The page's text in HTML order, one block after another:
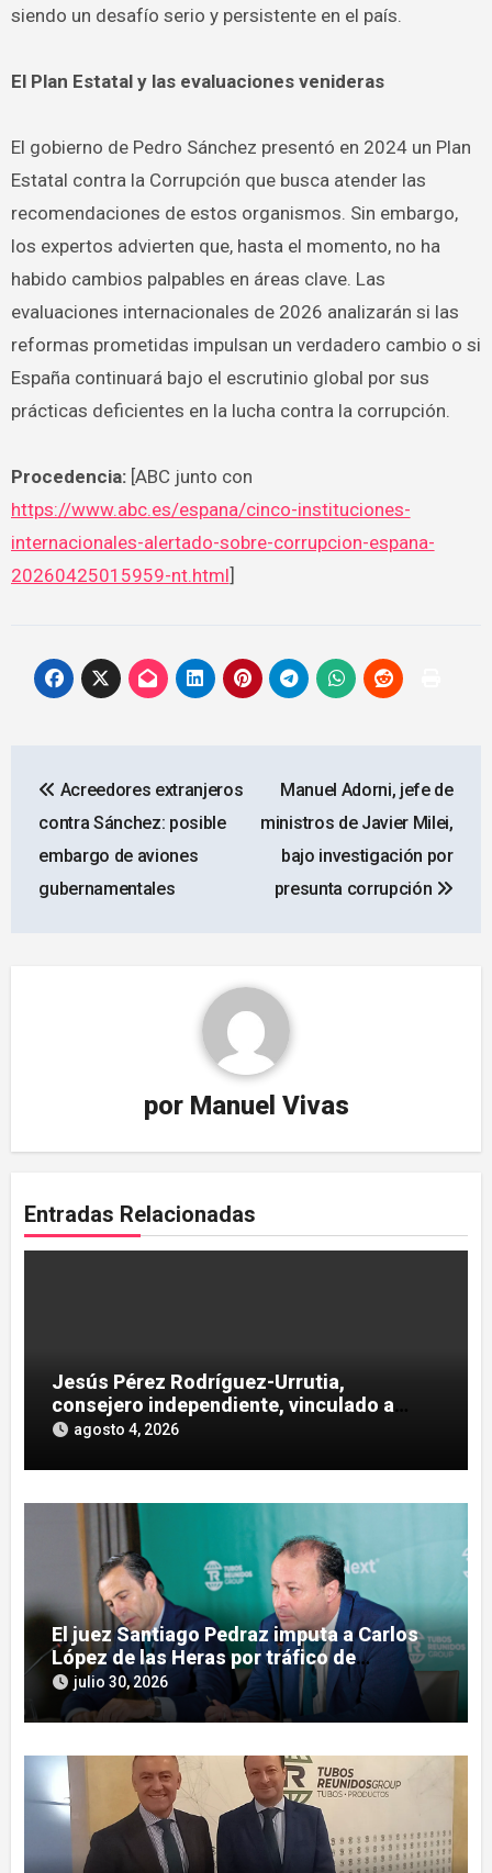
siendo un desafío serio y persistente en el país.
El Plan Estatal y las evaluaciones venideras
El gobierno de Pedro Sánchez presentó en 2024 un Plan
Estatal contra la Corrupción que busca atender las
recomendaciones de estos organismos. Sin embargo,
los expertos advierten que, hasta el momento, no ha
habido cambios palpables en áreas clave. Las
evaluaciones internacionales de 2026 analizarán si las
reformas prometidas impulsan un verdadero cambio o si
España continuará bajo el escrutinio global por sus
prácticas deficientes en la lucha contra la corrupción.
Procedencia:[ABC junto con
https://www.abc.es/espana/cinco-instituciones-
internacionales-alertado-sobre-corrupcion-espana-
20260425015959-nt.html]
de
entradas
Acreedores extranjeros
contra Sánchez: posible
embargo de aviones
gubernamentales
Manuel Adorni, jefe de
ministros de Javier Milei,
bajo investigación por
presunta corrupción
por Manuel Vivas
Entradas Relacionadas
Jesús Pérez Rodríguez-Urrutia,
consejero independiente, vinculado a
maniobras en el rescate de Tubos
agosto 4, 2026
El juez Santiago Pedraz imputa a Carlos
López de las Heras por tráfico de
influencias en el caso Leire
julio 30, 2026